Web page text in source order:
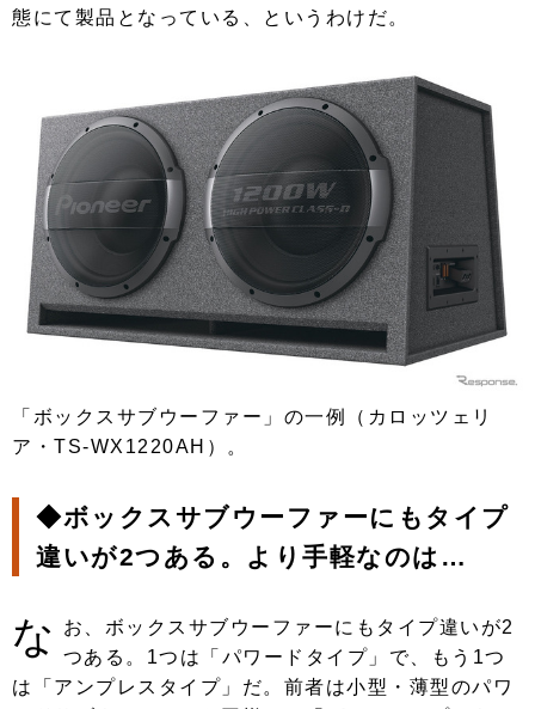
態にて製品となっている、というわけだ。
「ボックスサブウーファー」の一例（カロッツェリ
ア・TS-WX1220AH）。
◆ボックスサブウーファーにもタイプ
違いが2つある。より手軽なのは…
な
お、ボックスサブウーファーにもタイプ違いが2
つある。1つは「パワードタイプ」で、もう1つ
は「アンプレスタイプ」だ。前者は小型・薄型のパワ